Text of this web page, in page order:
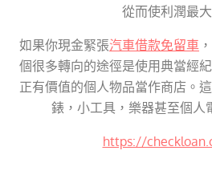
從而使利潤最大
如果你現金緊張汽車借款免留車
個很多轉向的途徑是使用典當經
正有價值的個人物品當作商店。
錶，小工具，樂器甚至個人
https://